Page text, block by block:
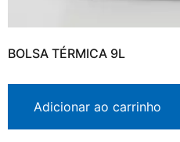
BOLSA TÉRMICA 9L
Adicionar ao carrinho